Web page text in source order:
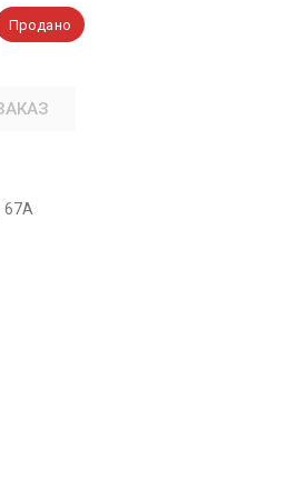
Продано
67А